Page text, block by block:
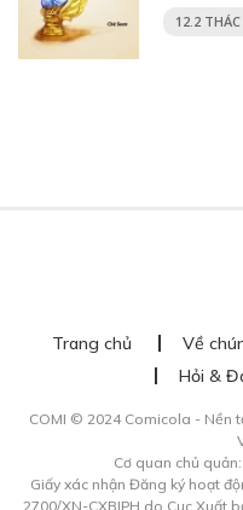
12.2
Trang chủ Về
Hỏi &
COMI © 2024 Comicola - Nền
Cơ quan chủ
Giấy xác nhận Đăng ký hoạt
2700/XN-CXBIPH do Cục Xuất